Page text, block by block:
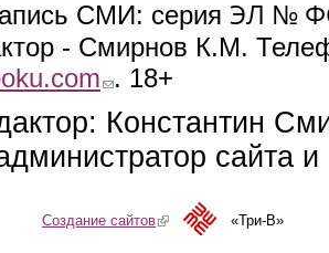
СМИ: серия ЭЛ №
- Смирнов К.М.
(link sends e-mail)
. 18+
Константин
сайта
Создание сайтов(link is external)«Три-В»